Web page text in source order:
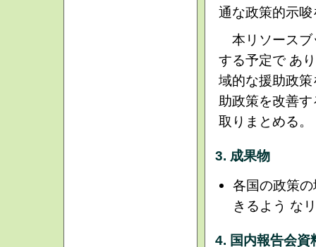
通な政策的示
本リソースブ
する予定で あ
域的な援助政
助政策を改善
取りまとめる。
3. 成果物
各国の政策
きるよう な
4. 国内報告会資